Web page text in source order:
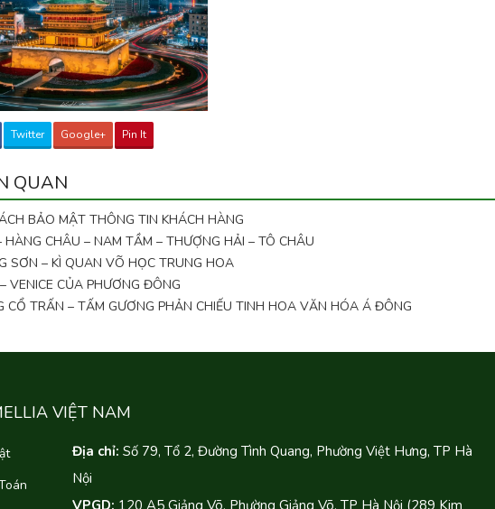
Twitter Google+ Pin It
QUAN
BẢO MẬT THÔNG TIN KHÁCH HÀNG
HÀNG CHÂU – NAM TẦM – THƯỢNG HẢI – TÔ CHÂU
SƠN – KÌ QUAN VÕ HỌC TRUNG HOA
VENICE CỦA PHƯƠNG ĐÔNG
CỔ TRẤN – TẤM GƯƠNG PHẢN CHIẾU TINH HOA VĂN HÓA Á ĐÔNG
VIỆT NAM
Địa chỉ: Số 79, Tổ 2, Đường Tình Quang, Phường Việt Hưng, TP Hà
Nội
VPGD: 120 A5 Giảng Võ, Phường Giảng Võ, TP Hà Nội (289 Kim